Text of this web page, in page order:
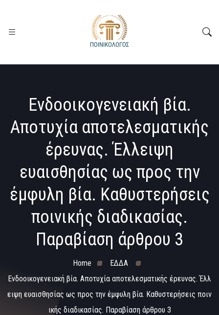
Ενδοοικογενειακή βία.
Αποτυχία αποτελεσματικής
έρευνας. Έλλειψη
ευαισθησίας ως προς την
έμφυλη βία. Καθυστερήσεις
ποινικής διαδικασίας.
Παραβίαση άρθρου 3
Home
ΕΔΔΑ
Ενδοοικογενειακή βία. Αποτυχία αποτελεσματικής έρευνας. Έλλ
ειψη ευαισθησίας ως προς την έμφυλη βία. Καθυστερήσεις ποιν
ικής διαδικασίας. Παραβίαση άρθρου 3